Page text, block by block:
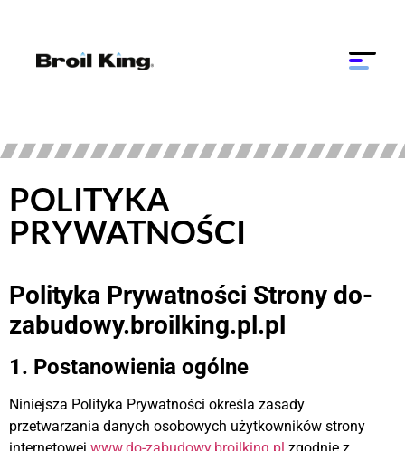
POLITYKA
PRYWATNOŚCI
Polityka Prywatności Strony do-
zabudowy.broilking.pl.pl
1. Postanowienia ogólne
Niniejsza Polityka Prywatności określa zasady
przetwarzania danych osobowych użytkowników strony